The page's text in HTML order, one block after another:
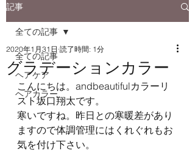
記事
全ての記事
ヘアケア
ヘアカラー
全ての記事
グラデーションカラー
2020年1月31日 読了時間: 1分
こんにちは。andbeautifulカラーリ
スト坂口翔太です。
寒いですね。昨日との寒暖差があり
ますので体調管理にはくれぐれもお
気を付け下さい。